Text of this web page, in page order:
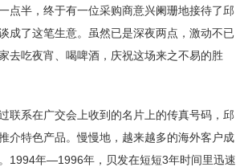
点半，终于有一位采购商意兴阑珊地接待了邱
成了这笔生意。虽然已是深夜两点，激动不已
去吃夜宵、喝啤酒，庆祝这场来之不易的胜
联系在广交会上收到的名片上的传真号码，邱
介特色产品。慢慢地，越来越多的海外客户成
1994年—1996年，贝发在短短3年时间里迅速